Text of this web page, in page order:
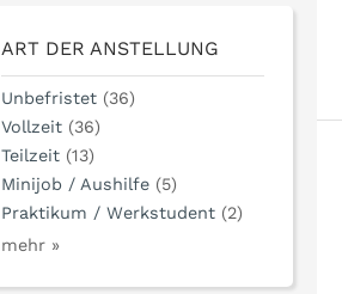
ART DER ANSTELLUNG
Unbefristet (36)
Vollzeit (36)
Teilzeit (13)
Minijob / Aushilfe (5)
Praktikum / Werkstudent (2)
mehr »